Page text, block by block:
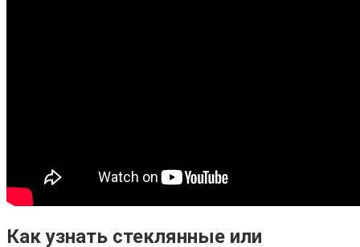
Как узнать стеклянные или